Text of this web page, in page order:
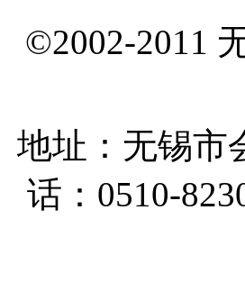
©2002-2011
地址：无锡市
话：0510-